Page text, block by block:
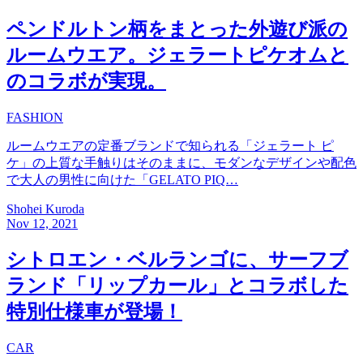
ペンドルトン柄をまとった外遊び派の
ルームウエア。ジェラートピケオムと
のコラボが実現。
FASHION
ルームウエアの定番ブランドで知られる「ジェラート ピ
ケ」の上質な手触りはそのままに、モダンなデザインや配色
で大人の男性に向けた「GELATO PIQ…
Shohei Kuroda
Nov 12, 2021
シトロエン・ベルランゴに、サーフブ
ランド「リップカール」とコラボした
特別仕様車が登場！
CAR